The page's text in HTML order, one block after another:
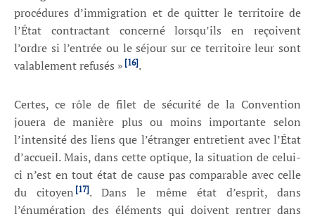
procédures d’immigration et de quitter le territoire de
l’État contractant concerné lorsqu’ils en reçoivent
l’ordre si l’entrée ou le séjour sur ce territoire leur sont
valablement refusés » [16].
Certes, ce rôle de filet de sécurité de la Convention
jouera de manière plus ou moins importante selon
l’intensité des liens que l’étranger entretient avec l’État
d’accueil. Mais, dans cette optique, la situation de celui-
ci n’est en tout état de cause pas comparable avec celle
du citoyen [17]. Dans le même état d’esprit, dans
l’énumération des éléments qui doivent rentrer dans